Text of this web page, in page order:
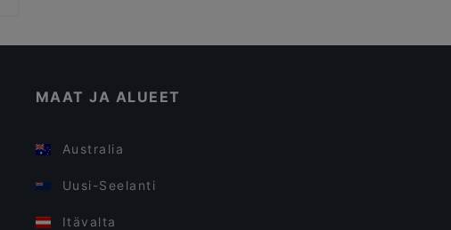
MAAT JA ALUEET
Australia
Uusi-Seelanti
Itävalta